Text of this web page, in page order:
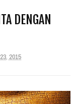
DENGAN
2015